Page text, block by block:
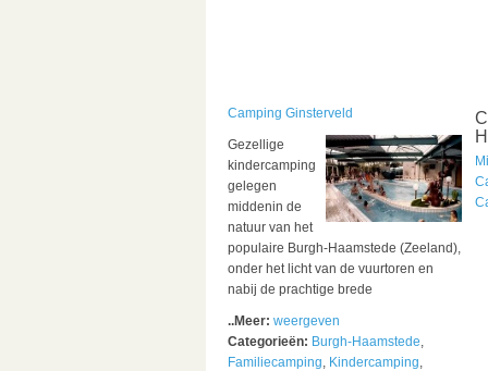
Camping Ginsterveld
Gezellige
kindercamping
gelegen
middenin de
natuur van het
populaire Burgh-Haamstede (Zeeland),
onder het licht van de vuurtoren en
nabij de prachtige brede
..Meer: weergeven
Categorieën: Burgh-Haamstede,
Familiecamping, Kindercamping,